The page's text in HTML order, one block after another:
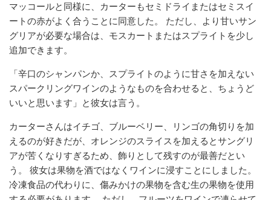
マッコールと同様に、カーターもセミドライまたはセミスイ
ートの赤がよく合うことに同意した。 ただし、より甘いサン
グリアが必要な場合は、モスカートまたはスプライトを少し
追加できます。
「辛口のシャンパンか、スプライトのように甘さを加えない
スパークリングワインのようなものを合わせると、ちょうど
いいと思います」と彼女は言う。
カーターさんはイチゴ、ブルーベリー、リンゴの角切りを加
えるのが好きだが、オレンジのスライスを加えるとサングリ
アが苦くなりすぎるため、飾りとして残すのが最善だとい
う。 彼女は果物を酒ではなくワインに浸すことにしました。
冷凍食品の代わりに、傷みかけの果物を含む生の果物を使用